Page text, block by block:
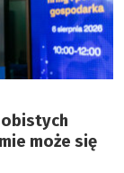
może się